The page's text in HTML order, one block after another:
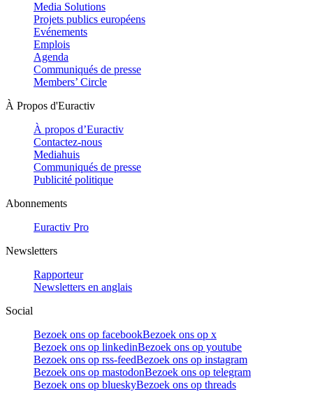
Media Solutions
Projets publics européens
Evénements
Emplois
Agenda
Communiqués de presse
Members’ Circle
À Propos d'Euractiv
À propos d’Euractiv
Contactez-nous
Mediahuis
Communiqués de presse
Publicité politique
Abonnements
Euractiv Pro
Newsletters
Rapporteur
Newsletters en anglais
Social
Bezoek ons op facebookBezoek ons op x
Bezoek ons op linkedinBezoek ons op youtube
Bezoek ons op rss-feedBezoek ons op instagram
Bezoek ons op mastodonBezoek ons op telegram
Bezoek ons op blueskyBezoek ons op threads